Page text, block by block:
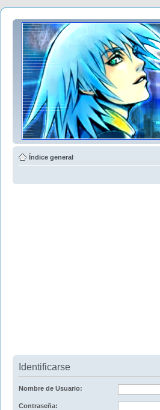
Índice general
Identificarse
Nombre de Usuario:
Contraseña: